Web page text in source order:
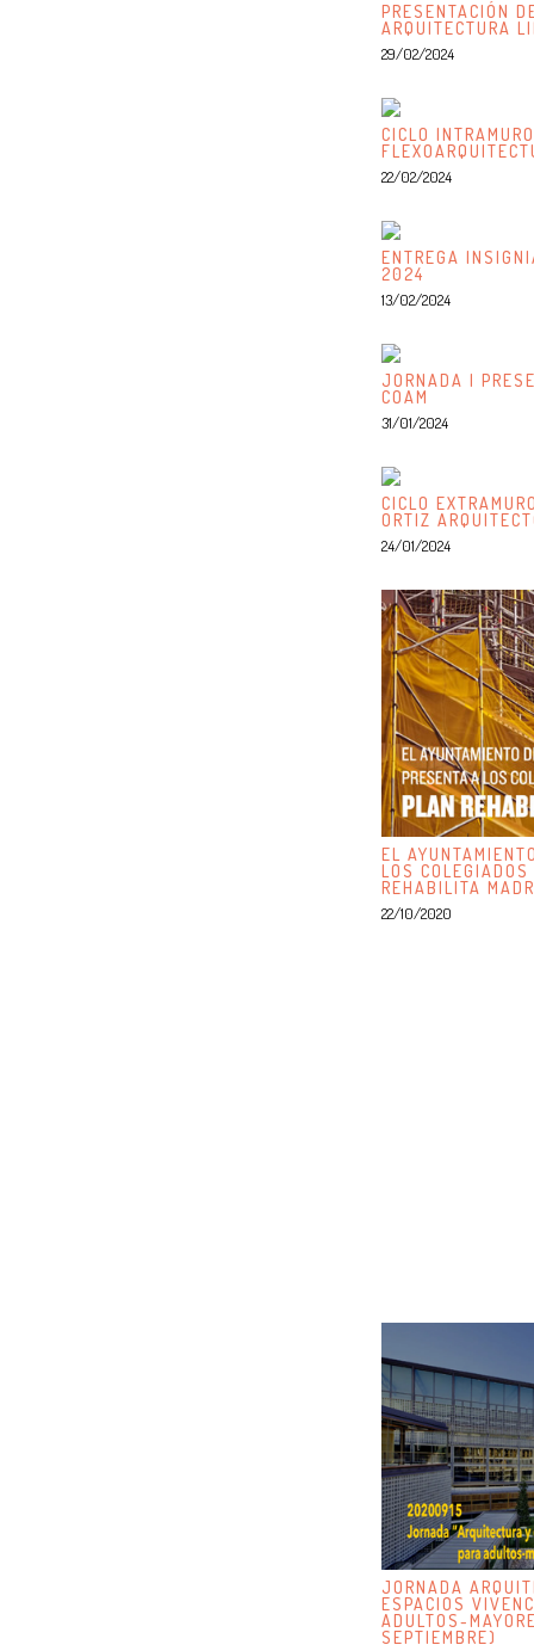
PRESENTACIÓN
ARQUITECTURA
29/02/2024
CICLO
22/02/2024
ENTREGA
2024
13/02/2024
JORNADA |
COAM
31/01/2024
CICLO
ORTIZ
24/01/2024
EL
LOS
REHABILITA
22/10/2020
JORNADA
ESPACIOS
ADULTOS-
SEPTIEMBRE)